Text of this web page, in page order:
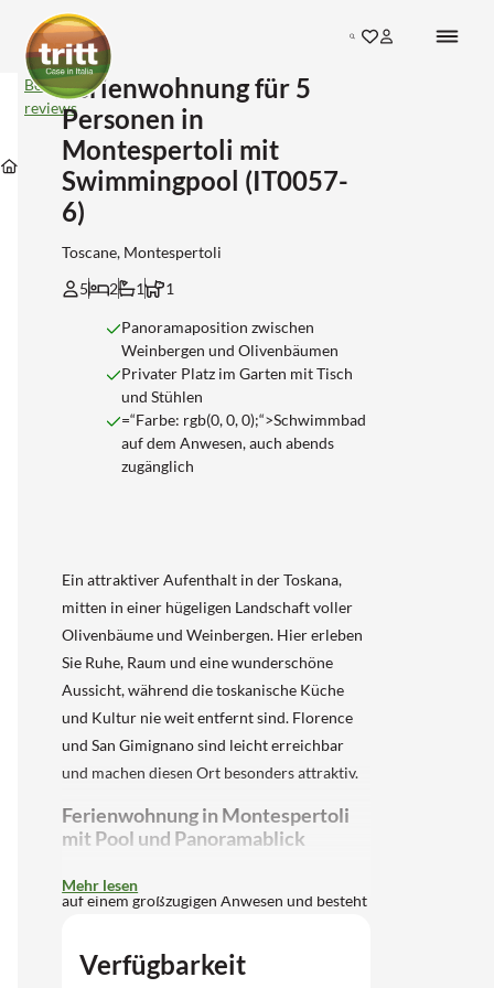
Search
Unterkünfte
Unterkünfte
in
Toscane
Unterkünfte
in
Florence
Unterkünfte
Montespertoli
Ferienwohnung
für
5
Personen
in
Montespertoli
mit
6)
Bekijk
reviews
Ferienwohnung für 5
Personen in
Montespertoli mit
Swimmingpool (IT0057-
6)
Toscane, Montespertoli
5
2 1 1
Panoramaposition zwischen
Weinbergen und Olivenbäumen
Privater Platz im Garten mit Tisch
und Stühlen
=“Farbe: rgb(0, 0, 0);“>Schwimmbad
auf dem Anwesen, auch abends
zugänglich
Ein attraktiver Aufenthalt in der Toskana,
mitten in einer hügeligen Landschaft voller
Olivenbäume und Weinbergen. Hier erleben
Sie Ruhe, Raum und eine wunderschöne
Aussicht, während die toskanische Küche
und Kultur nie weit entfernt sind. Florence
und San Gimignano sind leicht erreichbar
und machen diesen Ort besonders attraktiv.
Ferienwohnung in Montespertoli
mit Pool und Panoramablick
auf einem großzügigen Anwesen und besteht
5 Personen befindet sich im Erdgeschoss und
hat eine ruhige, panoramische Lage. Im
Mehr lesen
Verfügbarkeit